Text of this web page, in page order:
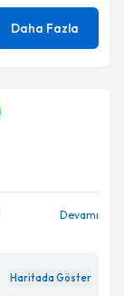
Daha Fazla
Devamı
Haritada Göster